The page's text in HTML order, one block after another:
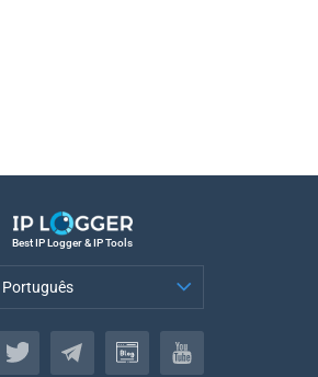
Best IP Logger & IP Tools
Português
Português